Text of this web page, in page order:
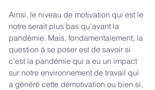
Ainsi, le niveau de motivation qui est le
notre serait plus bas qu’avant la
pandémie. Mais, fondamentalement, la
question à se poser est de savoir si
c’est la pandémie qui a eu un impact
sur notre environnement de travail qui
a généré cette démotivation ou bien si,